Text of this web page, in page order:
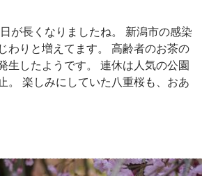
が長くなりましたね。 新潟市の感染
わりと増えてます。 高齢者のお茶の
生したようです。 連休は人気の公園
。 楽しみにしていた八重桜も、おあ